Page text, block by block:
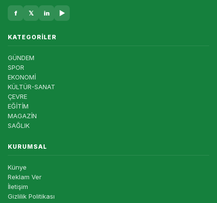
f 𝕏 in ▶
KATEGORILER
GÜNDEM
SPOR
EKONOMİ
KÜLTÜR-SANAT
ÇEVRE
EĞİTİM
MAGAZİN
SAĞLIK
KURUMSAL
Künye
Reklam Ver
İletişim
Gizlilik Politikası